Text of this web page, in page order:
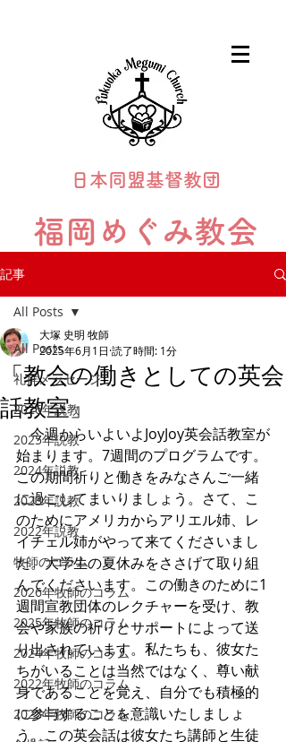
日本同盟基督教団
福岡めぐみ教会
記事
All Posts
礼拝メッセージ
2026年説教
2025年説教
2024年説教
2023年説教
2022年説教
牧師のコラム
2026年牧師のコラム
2025年牧師のコラム
2024年牧師のコラム
2022年牧師のコラム
2023年牧師のコラム
All Posts
「教会の働きとしての英会
話教室」
大塚 史明 牧師
2025年6月1日 読了時間: 1分
今週からいよいよJoyJoy英会話教室が
始まります。7週間のプログラムです。
この期間祈りと働きをみなさんご一緒
に過ごしてまいりましょう。さて、こ
のためにアメリカからアリエル姉、レ
イチェル姉がやって来てくださいまし
た。大学生の夏休みをささげて取り組
んでくださいます。この働きのために1
週間宣教団体のレクチャーを受け、教
会や家族の祈りとサポートによって送
り出されています。私たちも、彼女た
ちがいることは当然ではなく、尊い献
身であることを覚え、自分でも積極的
に参与することを意識いたしましょ
う。この英会話は彼女たち講師と生徒